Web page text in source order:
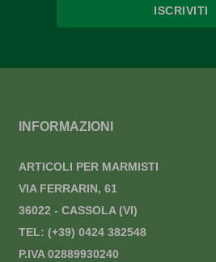
ISCRIVITI
INFORMAZIONI
ARTICOLI PER MARMISTI
VIA FERRARIN, 61
36022 - CASSOLA (VI)
TEL: (+39) 0424 382548
P.IVA 02889930240